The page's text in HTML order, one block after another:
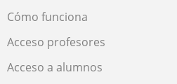
Cómo funciona
Acceso profesores
Acceso a alumnos